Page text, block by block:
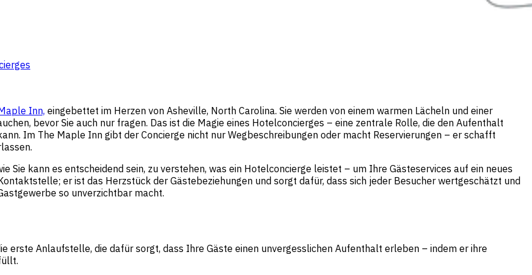
Inn, eingebettet im Herzen von Asheville, North Carolina. Sie werden von einem warmen Lächeln und einer
bevor Sie auch nur fragen. Das ist die Magie eines Hotelconcierges – eine zentrale Rolle, die den Aufenthalt
Im The Maple Inn gibt der Concierge nicht nur Wegbeschreibungen oder macht Reservierungen – er schafft
kann es entscheidend sein, zu verstehen, was ein Hotelconcierge leistet – um Ihre Gästeservices auf ein neues
er ist das Herzstück der Gästebeziehungen und sorgt dafür, dass sich jeder Besucher wertgeschätzt und
so unverzichtbar macht.
erste Anlaufstelle, die dafür sorgt, dass Ihre Gäste einen unvergesslichen Aufenthalt erleben – indem er ihre